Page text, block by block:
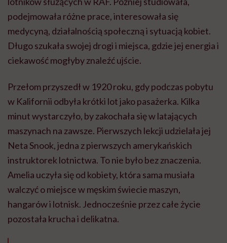
podejmowała różne prace, interesowała się
medycyną, działalnością społeczną i sytuacją kobiet.
Długo szukała swojej drogi i miejsca, gdzie jej energia i
ciekawość mogłyby znaleźć ujście.
Przełom przyszedł w 1920 roku, gdy podczas pobytu
w Kalifornii odbyła krótki lot jako pasażerka. Kilka
minut wystarczyło, by zakochała się w latających
maszynach na zawsze. Pierwszych lekcji udzielała jej
Neta Snook, jedna z pierwszych amerykańskich
instruktorek lotnictwa. To nie było bez znaczenia.
Amelia uczyła się od kobiety, która sama musiała
walczyć o miejsce w męskim świecie maszyn,
hangarów i lotnisk. Jednocześnie przez całe życie
pozostała krucha i delikatna.